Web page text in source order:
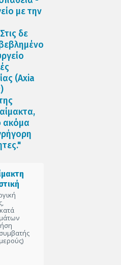
με την
δε
(Axia
ακόμα